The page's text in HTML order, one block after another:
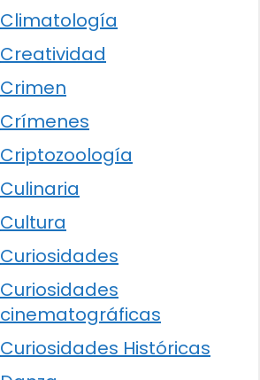
Climatología
Creatividad
Crimen
Crímenes
Criptozoología
Culinaria
Cultura
Curiosidades
Curiosidades
cinematográficas
Curiosidades Históricas